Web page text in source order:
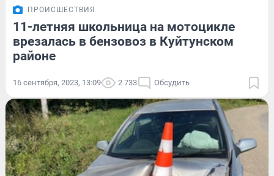
ПРОИСШЕСТВИЯ
11-летняя школьница на мотоцикле
врезалась в бензовоз в Куйтунском
районе
16 сентября, 2023, 13:09 2 733 Обсудить